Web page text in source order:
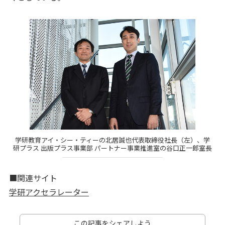
学研教育アイ・シー・ティーの北居誠也代表取締役社長（左）、学
研プラス 出版プラス事業部 パートナー事業推進室の谷口正一郎室長
■関連サイト
学研アクセラレーター
この記事をシェアしよう